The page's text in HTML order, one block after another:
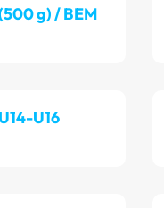
g) / BEM
U16